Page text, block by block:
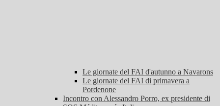
Le giornate del FAI d'autunno a Navarons
Le giornate del FAI di primavera a
Pordenone
Incontro con Alessandro Porro, ex presidente di